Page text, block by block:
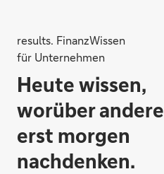
results. FinanzWissen
für Unternehmen
Heute wissen,
worüber andere
erst morgen
nachdenken.